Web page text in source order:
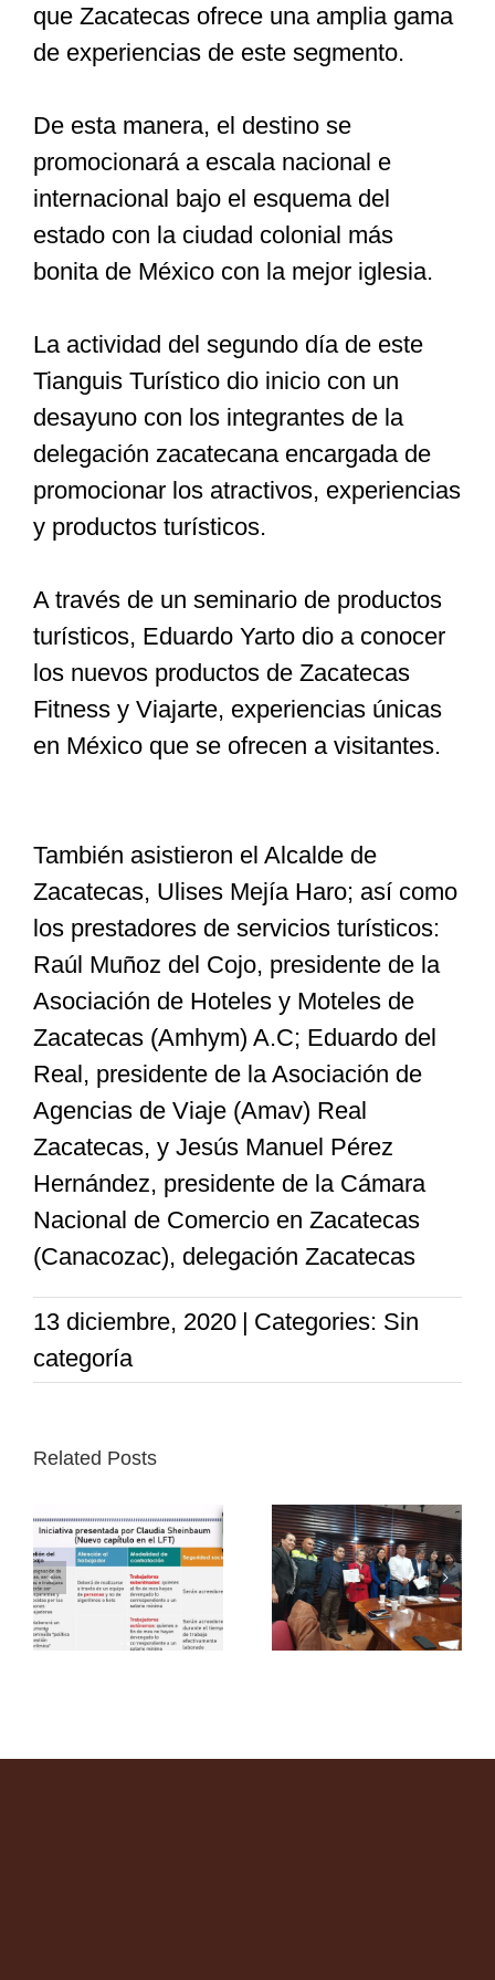
que Zacatecas ofrece una amplia gama
de experiencias de este segmento.
De esta manera, el destino se
promocionará a escala nacional e
internacional bajo el esquema del
estado con la ciudad colonial más
bonita de México con la mejor iglesia.
La actividad del segundo día de este
Tianguis Turístico dio inicio con un
desayuno con los integrantes de la
delegación zacatecana encargada de
promocionar los atractivos, experiencias
y productos turísticos.
A través de un seminario de productos
turísticos, Eduardo Yarto dio a conocer
los nuevos productos de Zacatecas
Fitness y Viajarte, experiencias únicas
en México que se ofrecen a visitantes.
También asistieron el Alcalde de
Zacatecas, Ulises Mejía Haro; así como
los prestadores de servicios turísticos:
Raúl Muñoz del Cojo, presidente de la
Asociación de Hoteles y Moteles de
Zacatecas (Amhym) A.C; Eduardo del
Real, presidente de la Asociación de
Agencias de Viaje (Amav) Real
Zacatecas, y Jesús Manuel Pérez
Hernández, presidente de la Cámara
Nacional de Comercio en Zacatecas
(Canacozac), delegación Zacatecas
13 diciembre, 2020 | Categories: Sin
categoría
Related Posts